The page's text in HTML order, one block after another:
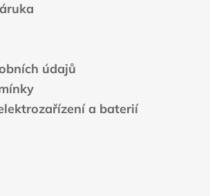
údajů
a baterií